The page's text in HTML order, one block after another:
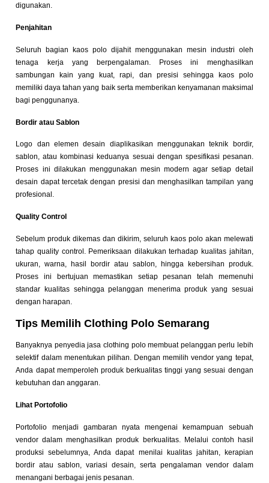
digunakan.
Penjahitan
Seluruh bagian kaos polo dijahit menggunakan mesin industri oleh
tenaga kerja yang berpengalaman. Proses ini menghasilkan
sambungan kain yang kuat, rapi, dan presisi sehingga kaos polo
memiliki daya tahan yang baik serta memberikan kenyamanan maksimal
bagi penggunanya.
Bordir atau Sablon
Logo dan elemen desain diaplikasikan menggunakan teknik bordir,
sablon, atau kombinasi keduanya sesuai dengan spesifikasi pesanan.
Proses ini dilakukan menggunakan mesin modern agar setiap detail
desain dapat tercetak dengan presisi dan menghasilkan tampilan yang
profesional.
Quality Control
Sebelum produk dikemas dan dikirim, seluruh kaos polo akan melewati
tahap quality control. Pemeriksaan dilakukan terhadap kualitas jahitan,
ukuran, warna, hasil bordir atau sablon, hingga kebersihan produk.
Proses ini bertujuan memastikan setiap pesanan telah memenuhi
standar kualitas sehingga pelanggan menerima produk yang sesuai
dengan harapan.
Tips Memilih Clothing Polo Semarang
Banyaknya penyedia jasa clothing polo membuat pelanggan perlu lebih
selektif dalam menentukan pilihan. Dengan memilih vendor yang tepat,
Anda dapat memperoleh produk berkualitas tinggi yang sesuai dengan
kebutuhan dan anggaran.
Lihat Portofolio
Portofolio menjadi gambaran nyata mengenai kemampuan sebuah
vendor dalam menghasilkan produk berkualitas. Melalui contoh hasil
produksi sebelumnya, Anda dapat menilai kualitas jahitan, kerapian
bordir atau sablon, variasi desain, serta pengalaman vendor dalam
menangani berbagai jenis pesanan.